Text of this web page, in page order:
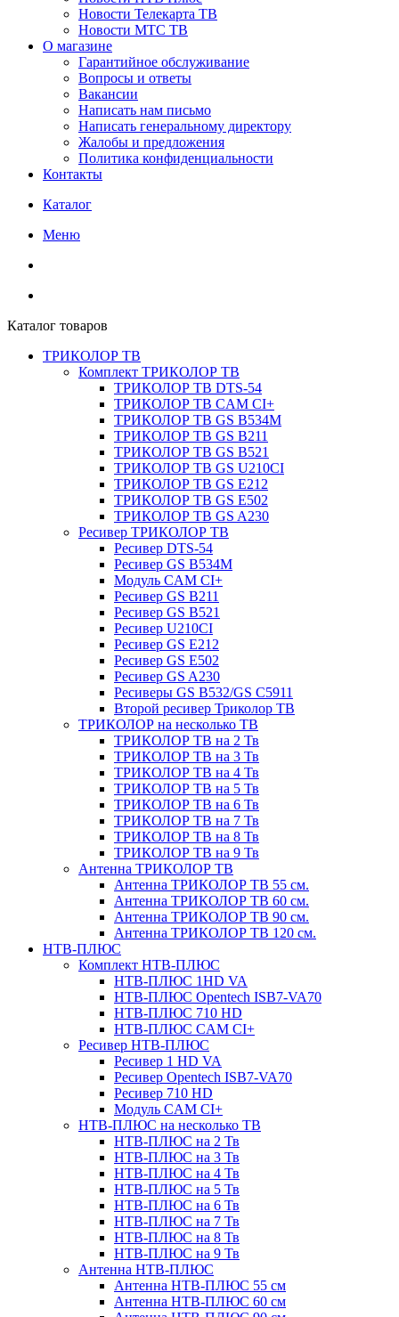
Новости Телекарта ТВ
Новости МТС ТВ
О магазине
Гарантийное обслуживание
Вопросы и ответы
Вакансии
Написать нам письмо
Написать генеральному директору
Жалобы и предложения
Политика конфиденциальности
Контакты
Каталог
Меню
Каталог товаров
ТРИКОЛОР ТВ
Комплект ТРИКОЛОР ТВ
ТРИКОЛОР ТВ DTS-54
ТРИКОЛОР ТВ CAM CI+
ТРИКОЛОР ТВ GS B534M
ТРИКОЛОР ТВ GS B211
ТРИКОЛОР ТВ GS B521
ТРИКОЛОР ТВ GS U210CI
ТРИКОЛОР ТВ GS E212
ТРИКОЛОР ТВ GS E502
ТРИКОЛОР ТВ GS A230
Ресивер ТРИКОЛОР ТВ
Ресивер DTS-54
Ресивер GS B534M
Модуль CAM CI+
Ресивер GS B211
Ресивер GS B521
Ресивер U210CI
Ресивер GS E212
Ресивер GS E502
Ресивер GS A230
Ресиверы GS B532/GS C5911
Второй ресивер Триколор ТВ
ТРИКОЛОР на несколько ТВ
ТРИКОЛОР ТВ на 2 Тв
ТРИКОЛОР ТВ на 3 Тв
ТРИКОЛОР ТВ на 4 Тв
ТРИКОЛОР ТВ на 5 Тв
ТРИКОЛОР ТВ на 6 Тв
ТРИКОЛОР ТВ на 7 Тв
ТРИКОЛОР ТВ на 8 Тв
ТРИКОЛОР ТВ на 9 Тв
Антенна ТРИКОЛОР ТВ
Антенна ТРИКОЛОР ТВ 55 см.
Антенна ТРИКОЛОР ТВ 60 см.
Антенна ТРИКОЛОР ТВ 90 см.
Антенна ТРИКОЛОР ТВ 120 см.
НТВ-ПЛЮС
Комплект НТВ-ПЛЮС
НТВ-ПЛЮС 1HD VA
НТВ-ПЛЮС Opentech ISB7-VA70
НТВ-ПЛЮС 710 HD
НТВ-ПЛЮС CAM CI+
Ресивер НТВ-ПЛЮС
Ресивер 1 HD VA
Ресивер Opentech ISB7-VA70
Ресивер 710 HD
Модуль CAM CI+
НТВ-ПЛЮС на несколько ТВ
НТВ-ПЛЮС на 2 Тв
НТВ-ПЛЮС на 3 Тв
НТВ-ПЛЮС на 4 Тв
НТВ-ПЛЮС на 5 Тв
НТВ-ПЛЮС на 6 Тв
НТВ-ПЛЮС на 7 Тв
НТВ-ПЛЮС на 8 Тв
НТВ-ПЛЮС на 9 Тв
Антенна НТВ-ПЛЮС
Антенна НТВ-ПЛЮС 55 см
Антенна НТВ-ПЛЮС 60 см